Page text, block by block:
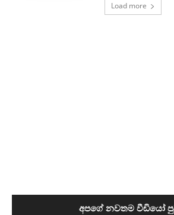
Load more
අපගේ නවතම වීඩියෝ